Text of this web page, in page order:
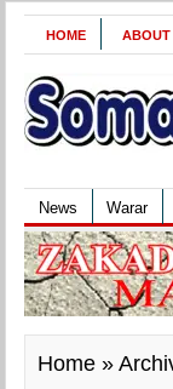
HOME ABOUT
News Warar
Home »